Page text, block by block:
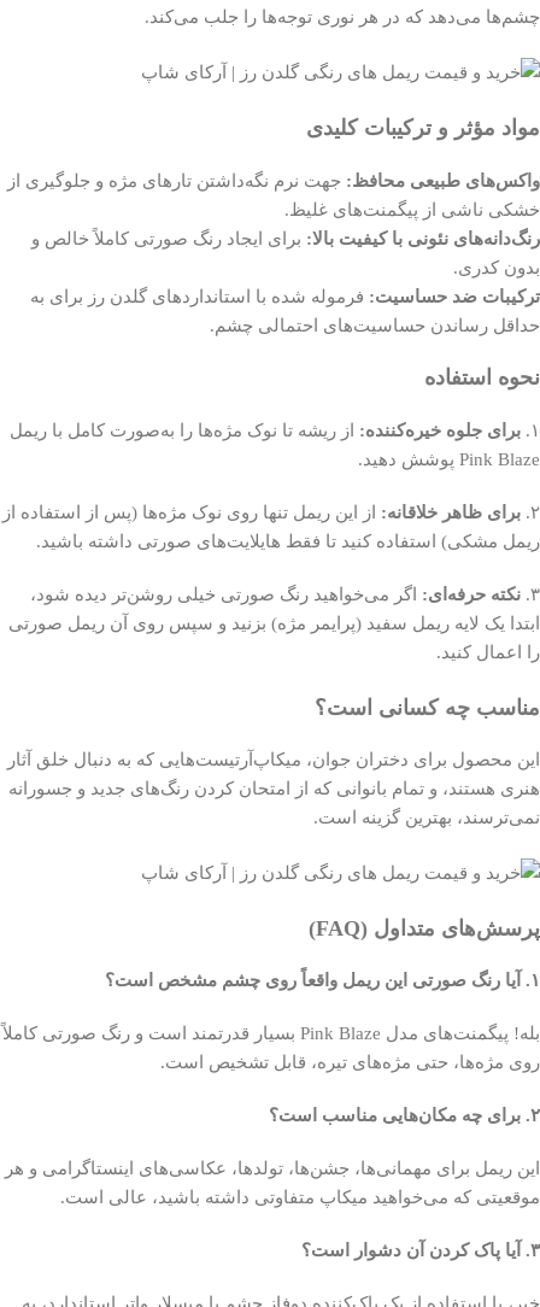
چشم‌ها می‌دهد که در هر نوری توجه‌ها را جلب می‌کند.
مواد مؤثر و ترکیبات کلیدی
واکس‌های طبیعی محافظ: جهت نرم نگه‌داشتن تارهای مژه و جلوگیری از
خشکی ناشی از پیگمنت‌های غلیظ.
رنگ‌دانه‌های نئونی با کیفیت بالا: برای ایجاد رنگ صورتی کاملاً خالص و
بدون کدری.
ترکیبات ضد حساسیت: فرموله شده با استانداردهای گلدن رز برای به
حداقل رساندن حساسیت‌های احتمالی چشم.
نحوه استفاده
۱. برای جلوه خیره‌کننده: از ریشه تا نوک مژه‌ها را به‌صورت کامل با ریمل
Pink Blaze پوشش دهید.
۲. برای ظاهر خلاقانه: از این ریمل تنها روی نوک مژه‌ها (پس از استفاده از
ریمل مشکی) استفاده کنید تا فقط هایلایت‌های صورتی داشته باشید.
۳. نکته حرفه‌ای: اگر می‌خواهید رنگ صورتی خیلی روشن‌تر دیده شود،
ابتدا یک لایه ریمل سفید (پرایمر مژه) بزنید و سپس روی آن ریمل صورتی
را اعمال کنید.
مناسب چه کسانی است؟
این محصول برای دختران جوان، میکاپ‌آرتیست‌هایی که به دنبال خلق آثار
هنری هستند، و تمام بانوانی که از امتحان کردن رنگ‌های جدید و جسورانه
نمی‌ترسند، بهترین گزینه است.
پرسش‌های متداول (FAQ)
۱. آیا رنگ صورتی این ریمل واقعاً روی چشم مشخص است؟
بله! پیگمنت‌های مدل Pink Blaze بسیار قدرتمند است و رنگ صورتی کاملاً
روی مژه‌ها، حتی مژه‌های تیره، قابل تشخیص است.
۲. برای چه مکان‌هایی مناسب است؟
این ریمل برای مهمانی‌ها، جشن‌ها، تولدها، عکاسی‌های اینستاگرامی و هر
موقعیتی که می‌خواهید میکاپ متفاوتی داشته باشید، عالی است.
۳. آیا پاک کردن آن دشوار است؟